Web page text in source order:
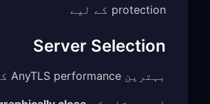
protection کے لیے
Server Selection
بہترین AnyTLS performance کے لیے: